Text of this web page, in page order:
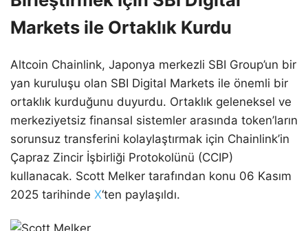
Markets ile Ortaklık Kurdu
Altcoin Chainlink, Japonya merkezli SBI Group’un bir
yan kuruluşu olan SBI Digital Markets ile önemli bir
ortaklık kurduğunu duyurdu. Ortaklık geleneksel ve
merkeziyetsiz finansal sistemler arasında token’ların
sorunsuz transferini kolaylaştırmak için Chainlink’in
Çapraz Zincir İşbirliği Protokolünü (CCIP)
kullanacak. Scott Melker tarafından konu 06 Kasım
2025 tarihinde X‘ten paylaşıldı.